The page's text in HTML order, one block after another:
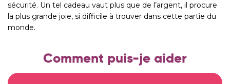
sécurité. Un tel cadeau vaut plus que de l’argent, il procure
la plus grande joie, si difficile à trouver dans cette partie du
monde.
Comment puis-je aider